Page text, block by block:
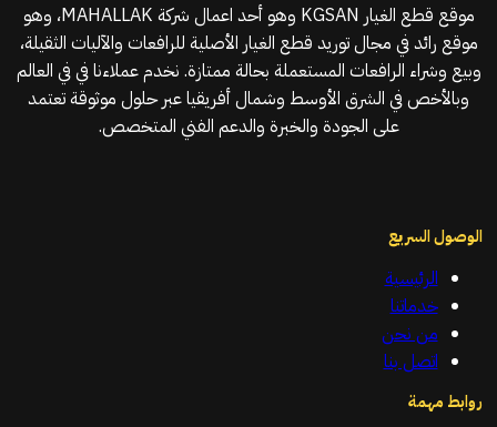
موقع قطع الغيار KGSAN وهو أحد اعمال شركة MAHALLAK، وهو
موقع رائد في مجال توريد قطع الغيار الأصلية للرافعات والآليات الثقيلة،
وبيع وشراء الرافعات المستعملة بحالة ممتازة. نخدم عملاءنا في في العالم
وبالأخص في الشرق الأوسط وشمال أفريقيا عبر حلول موثوقة تعتمد
على الجودة والخبرة والدعم الفني المتخصص.
الوصول السريع
الرئيسية
خدماتنا
من نحن
اتصل بنا
روابط مهمة